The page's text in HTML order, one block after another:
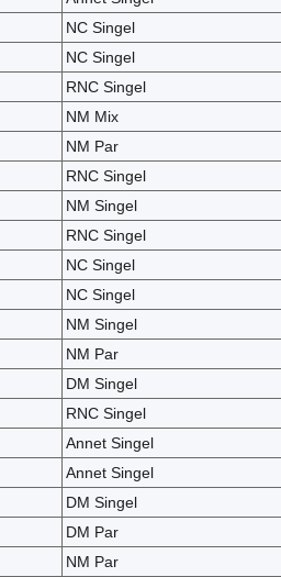
NC Singel
NC Singel
RNC Singel
NM Mix
NM Par
RNC Singel
NM Singel
RNC Singel
NC Singel
NC Singel
NM Singel
NM Par
DM Singel
RNC Singel
Annet Singel
Annet Singel
DM Singel
DM Par
NM Par